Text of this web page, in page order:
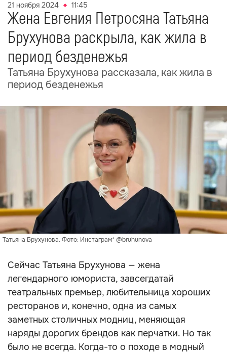
21 ноября 2024 11:45
Жена Евгения Петросяна Татьяна
Брухунова раскрыла, как жила в
период безденежья
Татьяна Брухунова рассказала, как жила в
период безденежья
Татьяна Брухунова. Фото: Инстаграм* @bruhunova
Сейчас Татьяна Брухунова — жена
легендарного юмориста, завсегдатай
театральных премьер, любительница хороших
ресторанов и, конечно, одна из самых
заметных столичных модниц, меняющая
наряды дорогих брендов как перчатки. Но так
было не всегда. Когда-то о походе в модный